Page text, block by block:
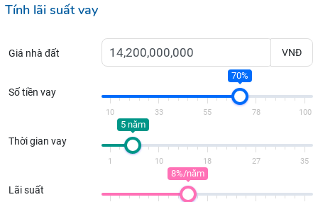
Tính lãi suất vay
Giá nhà đất VNĐ
Số tiền vay
70%
10 33 55 78 100
Thời gian vay
5 năm
1 10 18 27 35
Lãi suất
8%/năm